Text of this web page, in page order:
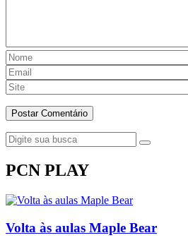
PCN PLAY
Volta às aulas Maple Bear